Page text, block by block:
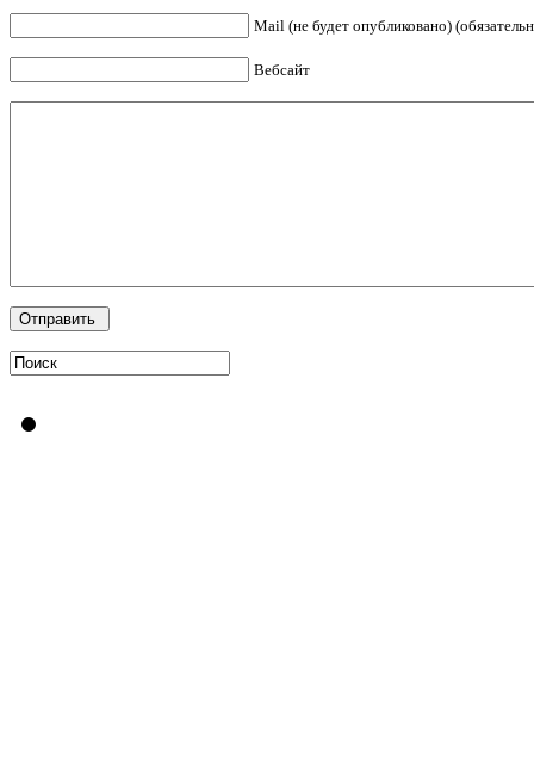
Mail (не будет опубликовано)
Вебсайт